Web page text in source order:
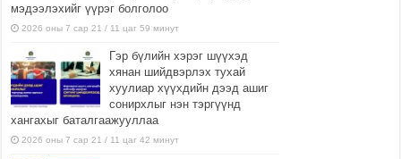
мэдээлэхийг үүрэг болголоо
2026 оны 7 сар 21 / 11 цаг 59 минут
Гэр бүлийн хэрэг шүүхэд
хянан шийдвэрлэх тухай
хуулиар хүүхдийн дээд ашиг
сонирхлыг нэн тэргүүнд
хангахыг баталгаажууллаа
2026 оны 7 сар 21 / 11 цаг 42 минут